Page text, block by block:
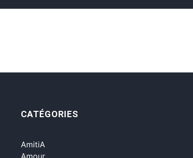
CATÉGORIES
AmitiA
Amour